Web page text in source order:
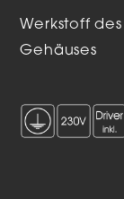
Werkstoff des
Gehäuses